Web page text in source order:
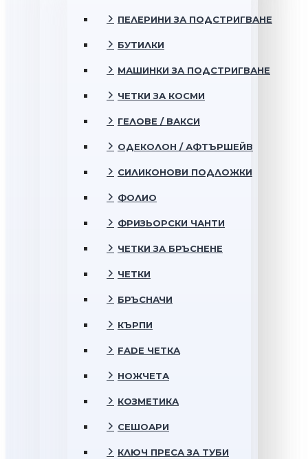
ПЕЛЕРИНИ ЗА ПОДСТРИГВАНЕ
БУТИЛКИ
МАШИНКИ ЗА ПОДСТРИГВАНЕ
ЧЕТКИ ЗА КОСМИ
ГЕЛОВЕ / ВАКСИ
ОДЕКОЛОН / АФТЪРШЕЙВ
СИЛИКОНОВИ ПОДЛОЖКИ
ФОЛИО
ФРИЗЬОРСКИ ЧАНТИ
ЧЕТКИ ЗА БРЪСНЕНЕ
ЧЕТКИ
БРЪСНАЧИ
КЪРПИ
FADE ЧЕТКА
НОЖЧЕТА
КОЗМЕТИКА
СЕШОАРИ
КЛЮЧ ПРЕСА ЗА ТУБИ